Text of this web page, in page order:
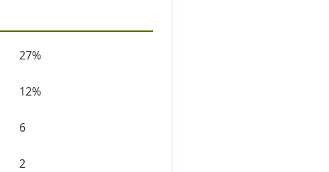
27%
12%
6
2